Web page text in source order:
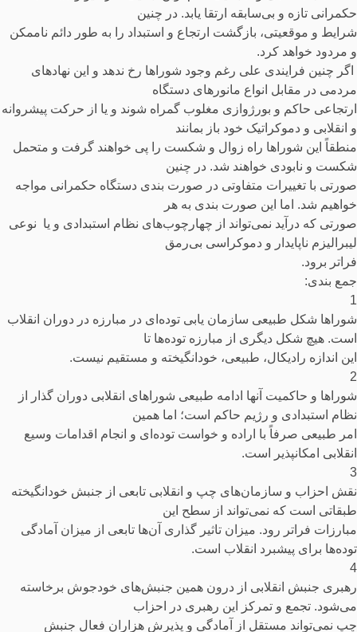
حکمرانی تازه و بی‌سابقه ارتقا یابد. در چنین
شرایط و موقعیتی، بازگشت ارتجاع و استبداد را به طور دائم ناممکن
و مردود خواهد کرد.
اگر چنین فرایندی علی رغم وجود شوراها رخ ندهد و این نهادهای
مردمی در مقابل انواع مانورهای دستگاه
ارتجاعی حاکم و بورژوازی مغلوب گمراه شوند و یا از حرکت پیشروانه
و انقلابی و دموکراتیک خود باز بمانند
منطقاً این شوراها راه زوال و شکست را پی خواهند گرفت و متحمل
شکست و نابودی خواهند شد. در چنین
صورتی با تغییرات متفاوتی در صورت بندی دستگاه حکمرانی مواجه
خواهیم شد. اما این صورت بندی به هر
صورتی که درآید نمی‌تواند از چهارچوب‌های نظام استبدادی و یا نوعی
لیبرالیزم ناپایدار و دموکراسی بی‌رمق
فراتر برود.
جمع بندی:
1
شوراها شکل طبیعی سازمان یابی توده‌ای در مبارزه در دوران انقلاب
است. هیچ شکل دیگری از مبارزه توده‌ها تا
این اندازه رادیکال، طبیعی، خودانگیخته و مستقیم نیست.
2
شوراها و حاکمیت آنها ادامه طبیعی شوراهای انقلابی دوران گذار از
نظام استبدادی و رژیم حاکم است؛ اما همین
امر طبیعی صرفاً با اراده و خواست توده‌ای و انجام اقدامات وسیع
انقلابی امکانپذیر است.
3
نقش احزاب و سازمان‌های چپ و انقلابی تابعی از جنبش خودانگیخته
طبقاتی است که نمی‌تواند از سطح این
مبارزات فراتر رود. میزان تاثیر گذاری آن‌ها تابعی از میزان آمادگی
توده‌ها برای پیشبرد انقلاب است.
4
رهبری جنبش انقلابی از درون همین جنبش‌های خودجوش برخاسته
می‌شود. تجمع و تمرکز این رهبری در احزاب
چپ نمی‌تواند مستقل از آمادگی و پذیرش هزاران فعال جنبش